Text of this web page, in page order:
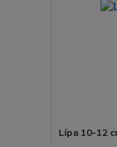
Lípa 10-12